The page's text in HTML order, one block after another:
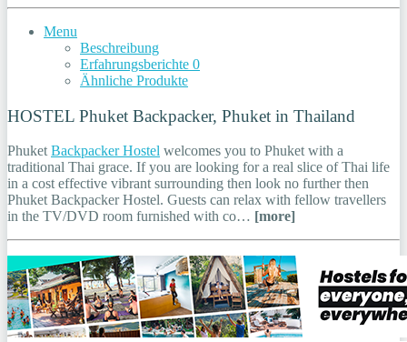
Menu
Beschreibung
Erfahrungsberichte 0
Ähnliche Produkte
HOSTEL Phuket Backpacker, Phuket in Thailand
Phuket Backpacker Hostel welcomes you to Phuket with a
traditional Thai grace. If you are looking for a real slice of Thai life
in a cost effective vibrant surrounding then look no further then
Phuket Backpacker Hostel. Guests can relax with fellow travellers
in the TV/DVD room furnished with co… [more]